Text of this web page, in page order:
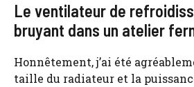
Le ventilateur de
bruyant dans un atelier
Honnêtement, j’ai été
taille du radiateur et la